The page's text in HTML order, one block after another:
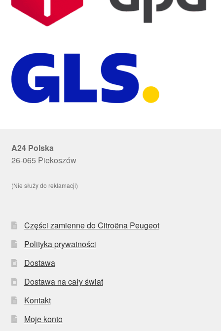
A24 Polska
26-065 Piekoszów
(Nie służy do reklamacji)
Części zamienne do Citroëna Peugeot
Polityka prywatności
Dostawa
Dostawa na cały świat
Kontakt
Moje konto